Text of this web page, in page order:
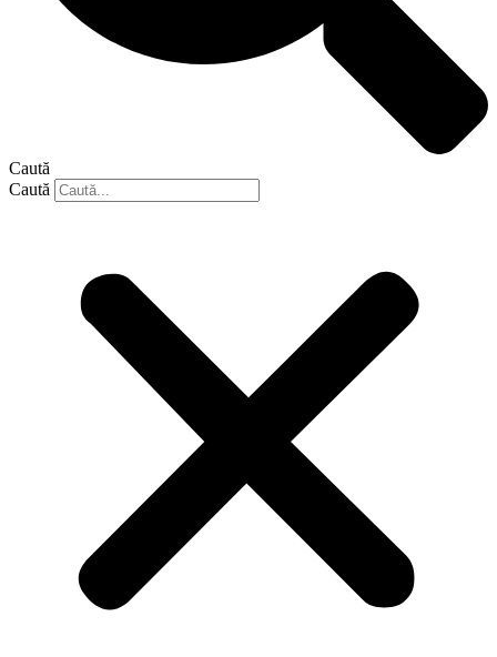
Caută
Caută